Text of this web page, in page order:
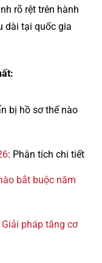
rõ rệt trên hành
dài tại quốc gia
bị hồ sơ thế nào
: Phân tích chi tiết
bắt buộc năm
pháp tăng cơ